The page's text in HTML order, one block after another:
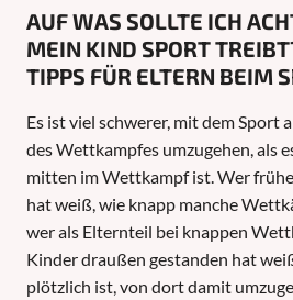
AUF WAS SOLLTE ICH
MEIN KIND SPORT
TIPPS FÜR ELTERN BEIM
Es ist viel schwerer, mit dem Sport
des Wettkampfes umzugehen, als
mitten im Wettkampf ist. Wer
hat weiß, wie knapp manche
wer als Elternteil bei knappen
Kinder draußen gestanden hat
plötzlich ist, von dort damit